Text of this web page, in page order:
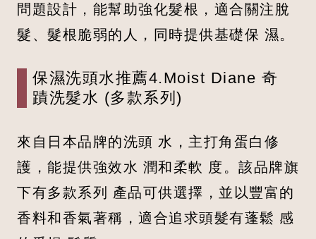
問題設計，能幫助強化髮根，適合關注脫
髮、髮根脆弱的人，同時提供基礎保 濕。
保濕洗頭水推薦4.Moist Diane 奇
蹟洗髮水 (多款系列)
來自日本品牌的洗頭 水，主打角蛋白修
護，能提供強效水 潤和柔軟 度。該品牌旗
下有多款系列 產品可供選擇，並以豐富的
香料和香氣著稱，適合追求頭髮有蓬鬆 感